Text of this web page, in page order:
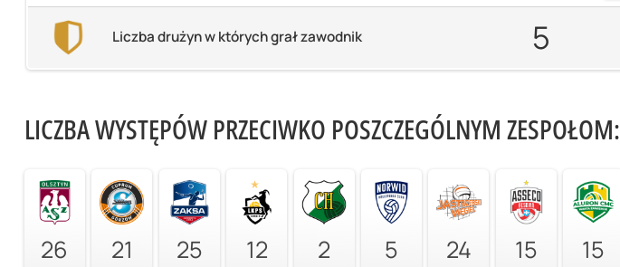
Liczba drużyn w których grał zawodnik 5
LICZBA WYSTĘPÓW PRZECIWKO POSZCZEGÓLNYM ZESPOŁOM:
26 21 25 12 2 5 24 15 15